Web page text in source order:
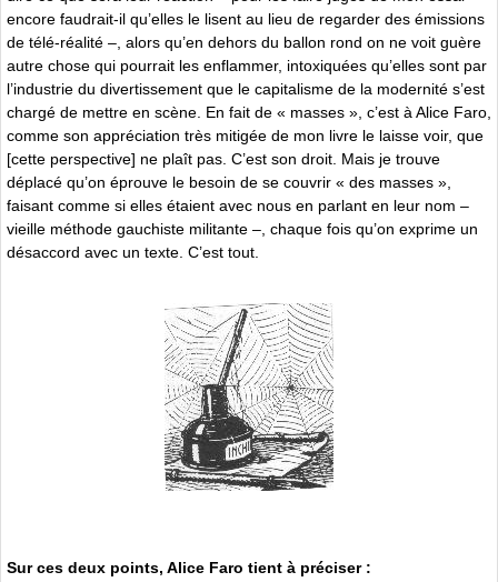
encore faudrait-il qu’elles le lisent au lieu de regarder des émissions
de télé-réalité –, alors qu’en dehors du ballon rond on ne voit guère
autre chose qui pourrait les enflammer, intoxiquées qu’elles sont par
l’industrie du divertissement que le capitalisme de la modernité s’est
chargé de mettre en scène. En fait de « masses », c’est à Alice Faro,
comme son appréciation très mitigée de mon livre le laisse voir, que
[cette perspective] ne plaît pas. C’est son droit. Mais je trouve
déplacé qu’on éprouve le besoin de se couvrir « des masses »,
faisant comme si elles étaient avec nous en parlant en leur nom –
vieille méthode gauchiste militante –, chaque fois qu’on exprime un
désaccord avec un texte. C’est tout.
Sur ces deux points, Alice Faro tient à préciser :